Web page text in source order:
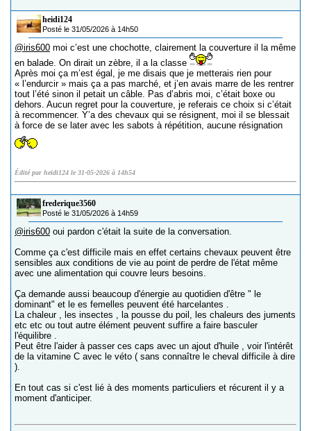
heidi124
Posté le 31/05/2026 à 14h50
@iris600 moi c’est une chochotte, clairement la couverture il la même
en balade. On dirait un zèbre, il a la classe
Après moi ça m’est égal, je me disais que je metterais rien pour
« l’endurcir » mais ça a pas marché, et j’en avais marre de les rentrer
tout l’été sinon il petait un câble. Pas d’abris moi, c’était boxe ou
dehors. Aucun regret pour la couverture, je referais ce choix si c’était
à recommencer. Y’a des chevaux qui se résignent, moi il se blessait
à force de se later avec les sabots à répétition, aucune résignation
Édité par heidi124 le 31-05-2026 à 14h54
frederique3560
Posté le 31/05/2026 à 14h59
@iris600 oui pardon c'était la suite de la conversation.
Comme ça c'est difficile mais en effet certains chevaux peuvent être
sensibles aux conditions de vie au point de perdre de l'état même
avec une alimentation qui couvre leurs besoins.
Ça demande aussi beaucoup d'énergie au quotidien d'être " le
dominant" et le es femelles peuvent été harcelantes .
La chaleur , les insectes , la pousse du poil, les chaleurs des juments
etc etc ou tout autre élément peuvent suffire a faire basculer
l'équilibre .
Peut être l'aider à passer ces caps avec un ajout d'huile , voir l'intérêt
de la vitamine C avec le véto ( sans connaître le cheval difficile à dire
).
En tout cas si c'est lié à des moments particuliers et récurent il y a
moment d'anticiper.